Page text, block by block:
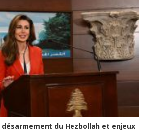
du Hezbollah et enjeux